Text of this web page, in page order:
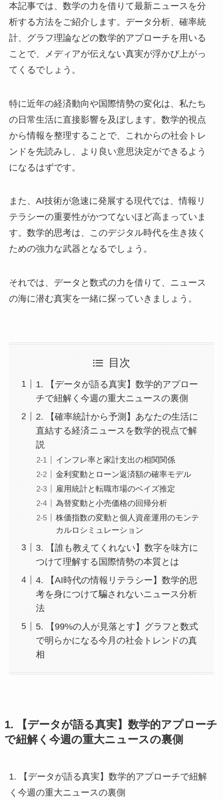
本記事では、数学の力を借りて最新ニュースを分
析する方法をご紹介します。データ分析、確率統
計、グラフ理論などの数学的アプローチを用いる
ことで、メディアが伝えない真実が浮かび上がっ
てくるでしょう。
特に近年の経済動向や国際情勢の変化は、私たち
の日常生活に直接影響を及ぼします。数学的視点
から情報を整理することで、これからの社会トレ
ンドを先読みし、より良い意思決定ができるよう
になるはずです。
また、AI技術が急速に発展する現代では、情報リ
テラシーの重要性がかつてないほど高まっていま
す。数学的思考は、このデジタル時代を生き抜く
ための強力な武器となるでしょう。
それでは、データと数式の力を借りて、ニュース
の海に潜む真実を一緒に探っていきましょう。
目次
1. 【データが語る真実】数学的アプロー
チで紐解く今週の重大ニュースの裏側
2. 【確率統計から予測】あなたの生活に
直結する経済ニュースを数学的視点で解
説
インフレ率と家計支出の相関関係
金利変動とローン返済額の確率モデル
雇用統計と転職市場のベイズ推定
為替変動と小売価格の回帰分析
株価指数の変動と個人資産運用のモンテ
カルロシミュレーション
3. 【誰も教えてくれない】数字を味方に
つけて理解する国際情勢の本質とは
4. 【AI時代の情報リテラシー】数学的思
考を身につけて騙されないニュース分析
法
5. 【99%の人が見落とす】グラフと数式
で明らかになる今月の社会トレンドの真
相
1. 【データが語る真実】数学的アプローチ
で紐解く今週の重大ニュースの裏側
1. 【データが語る真実】数学的アプローチで紐解
く今週の重大ニュースの裏側